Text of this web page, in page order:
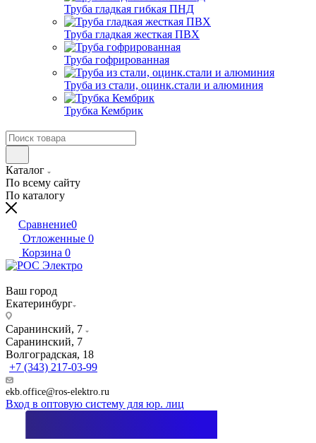
Труба гладкая гибкая ПНД
Труба гладкая жесткая ПВХ
Труба гофрированная
Труба из стали, оцинк.стали и алюминия
Трубка Кембрик
Каталог
По всему сайту
По каталогу
Сравнение0
Отложенные 0
Корзина 0
Ваш город
Екатеринбург
Саранинский, 7
Саранинский, 7
Волгоградская, 18
+7 (343) 217-03-99
ekb.office@ros-elektro.ru
Вход в оптовую систему для юр. лиц